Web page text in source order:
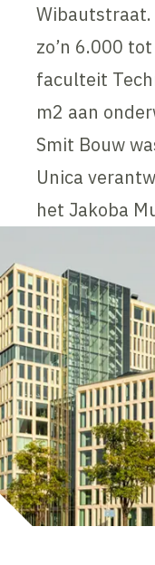
zo’n 6.000
faculteit
m2 aan
Smit Bouw
Unica
het Jakoba